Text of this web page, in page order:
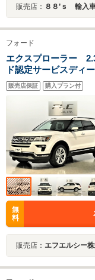
販売店： ８８’ｓ 輸入
フォード
エクスプローラー
ド認定サービスディ
販売店保証 購入プラン付
無
料
販売店： エフエルシー